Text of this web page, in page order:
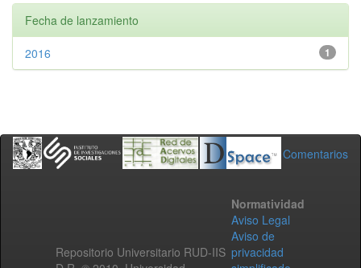
Fecha de lanzamiento
1
2016
Comentarios
Repositorio Universitario RUD-IIS
Normatividad
Aviso Legal
Aviso de
privacidad